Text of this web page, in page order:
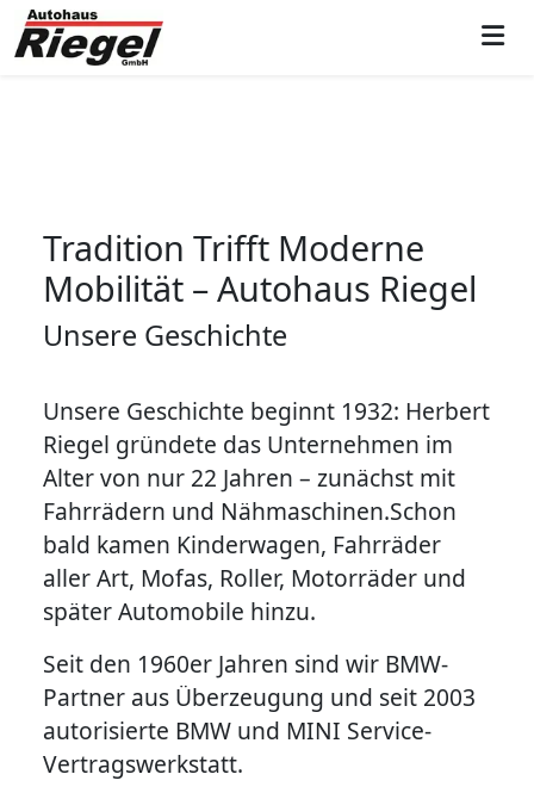
Weiter zum Inhalt
Skip to footer
Tradition Trifft Moderne
Mobilität – Autohaus Riegel
Unsere Geschichte
Unsere Geschichte beginnt 1932: Herbert
Riegel gründete das Unternehmen im
Alter von nur 22 Jahren – zunächst mit
Fahrrädern und Nähmaschinen.Schon
bald kamen Kinderwagen, Fahrräder
aller Art, Mofas, Roller, Motorräder und
später Automobile hinzu.
Seit den 1960er Jahren sind wir BMW-
Partner aus Überzeugung und seit 2003
autorisierte BMW und MINI Service-
Vertragswerkstatt.